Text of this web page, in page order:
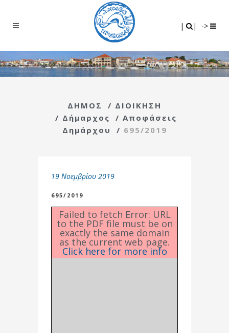
| | ->
ΔΗΜΟΣ / ΔΙΟΙΚΗΣΗ
/ Δήμαρχος / Αποφάσεις
Δημάρχου
/ 695/2019
19 Νοεμβρίου 2019
695/2019
Failed to fetch Error: URL
to the PDF file must be on
exactly the same domain
as the current web page.
Click here for more info